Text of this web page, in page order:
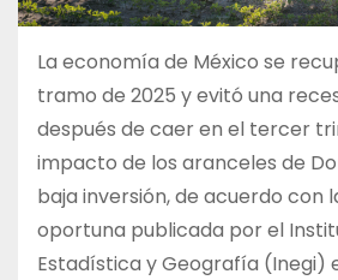
La economía de México se
tramo de 2025 y evitó una
después de caer en el tercer
impacto de los aranceles de
baja inversión, de acuerdo con
oportuna publicada por el
Estadística y Geografía (Inegi)